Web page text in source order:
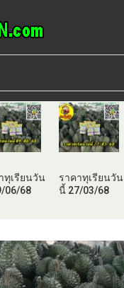
ทุเรียนวัน
06/68
ราคาทุเรียนวัน
นี้ 27/03/68